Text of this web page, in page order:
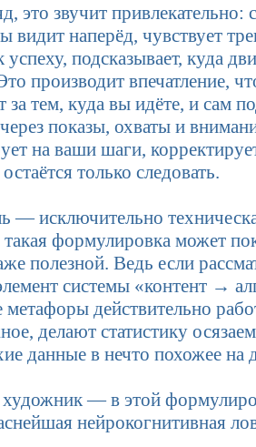
это звучит привлекательно:
видит наперёд, чувствует
успеху, подсказывает, куда
производит впечатление,
за тем, куда вы идёте, и сам
показы, охваты и
на ваши шаги,
только следовать.
— исключительно
формулировка может
полезной. Ведь если
системы «контент →
метафоры действительно
делают статистику
данные в нечто похожее на
— в этой
нейрокогнитивная